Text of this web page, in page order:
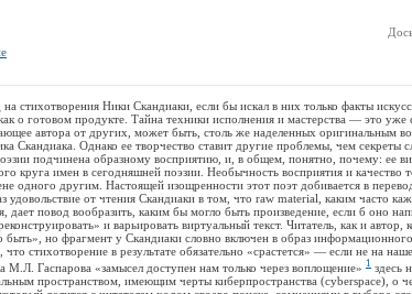
стихотворения Ники Скандиаки, если бы искал в них только факты
о готовом продукте. Тайна техники исполнения и мастерства — это уже
автора от других, может быть, столь же наделенных оригинальным
Скандиака. Однако ее творчество ставит другие проблемы, чем секреты
подчинена образному восприятию, и, в общем, понятно, почему: ее
круга имен в сегодняшней поэзии. Необычность восприятия и качество
одного другим. Настоящей изощренности этот поэт добивается в
удовольствие от чтения Скандиаки в том, что raw material, каким часто
дает повод вообразить, каким бы могло быть произведение, если б оно
и варьировать виртуальный текст. Читатель, как и автор,
быть», но фрагмент у Скандиаки словно включен в образ
что стихотворение в результате обязательно «срастется» — если не на
Гаспарова «замысел доступен нам только через воплощение» 1 здесь
пространством, имеющим черты киберпространства (cyberspace), о